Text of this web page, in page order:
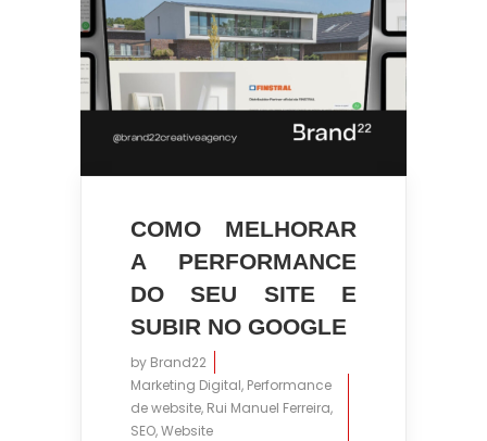
COMO MELHORAR
A PERFORMANCE
DO SEU SITE E
SUBIR NO GOOGLE
by Brand22
Marketing Digital, Performance
de website, Rui Manuel Ferreira,
SEO,Website